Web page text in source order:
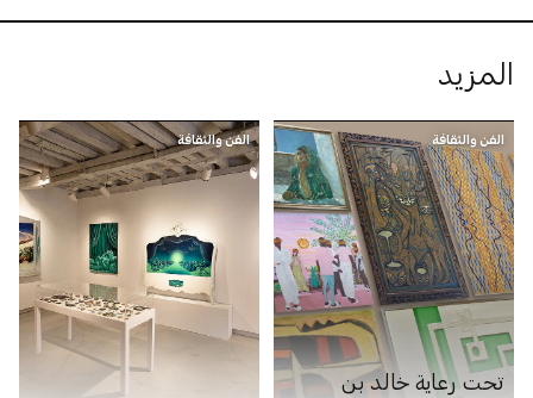
المزيد
الفن والثقافة
تحت رعاية خالد بن
الفن والثقافة